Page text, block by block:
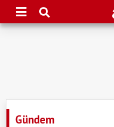
Gündem